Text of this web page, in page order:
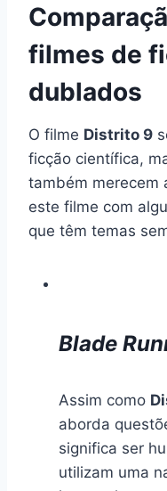
filmes de
dublados
O filme Distrito 9
ficção científica,
também merecem
este filme com
que têm temas
Blade
Assim como
aborda
significa ser
utilizam uma